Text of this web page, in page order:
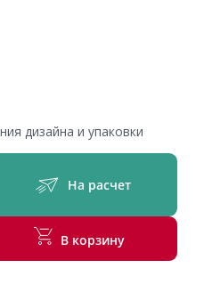
дизайна и упаковки
На расчет
В корзину